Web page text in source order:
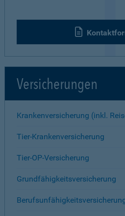
Versicherungen
Krankenversicherung (inkl.
Tier-Krankenversicherung
Tier-OP-Versicherung
Grundfähigkeitsversicherung